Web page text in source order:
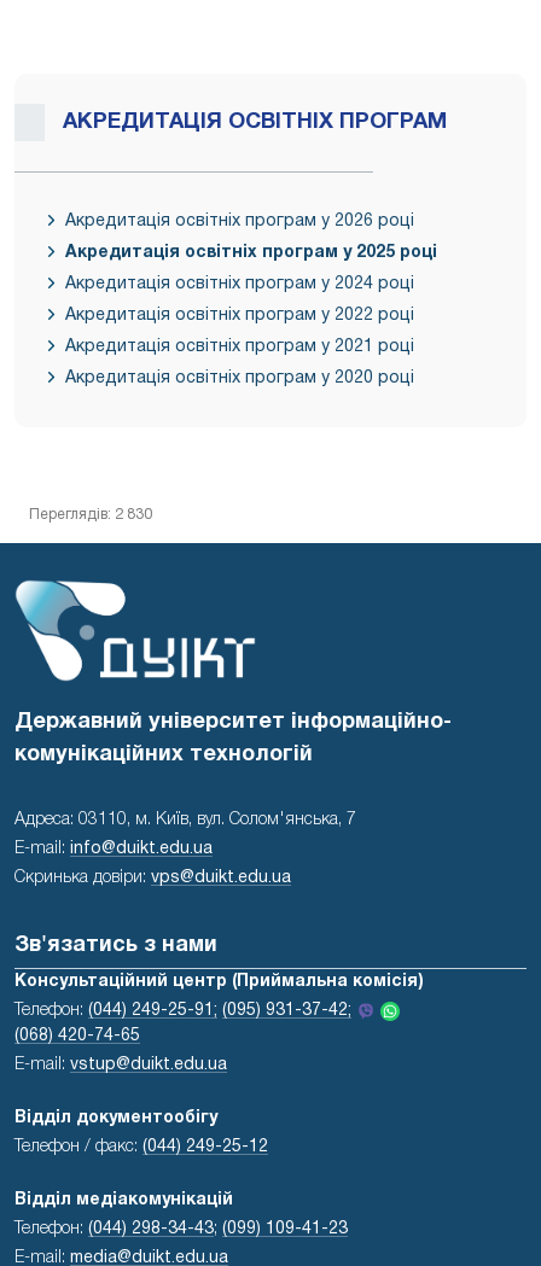
АКРЕДИТАЦІЯ ОСВІТНІХ ПРОГРАМ
Акредитація освітніх програм у 2026 році
Акредитація освітніх програм у 2025 році
Акредитація освітніх програм у 2024 році
Акредитація освітніх програм у 2022 році
Акредитація освітніх програм у 2021 році
Акредитація освітніх програм у 2020 році
Переглядів: 2 830
Державний університет інформаційно-
комунікаційних технологій
Адреса: 03110, м. Київ, вул. Солом'янська, 7
E-mail:
info@duikt.edu.ua
Скринька довіри: vps@duikt.edu.ua
Зв'язатись з нами
Консультаційний центр (Приймальна комісія)
Телефон: (044) 249-25-91; (095) 931-37-42;
(068) 420-74-65
E-mail: vstup@duikt.edu.ua
Відділ документообігу
Телефон / факс: (044) 249-25-12
Відділ медіакомунікацій
Телефон: (044) 298-34-43; (099) 109-41-23
E-mail: media@duikt.edu.ua